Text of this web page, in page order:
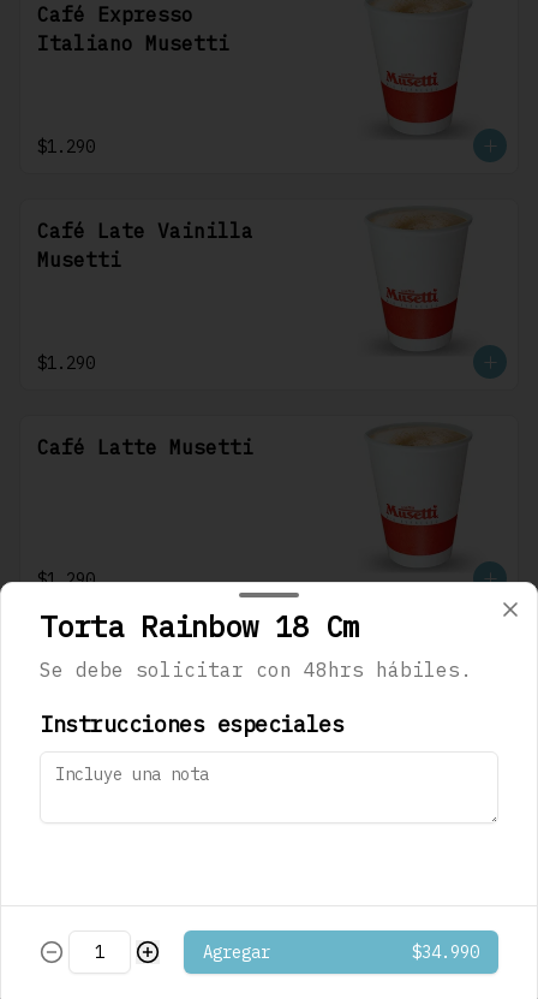
Café Expresso
Italiano Musetti
$1.290
Café Late Vainilla
Musetti
$1.290
Café Latte Musetti
$1.290
Café Mocaccino
Vainilla Musetti
Torta Rainbow 18 Cm
Se debe solicitar con 48hrs hábiles.
Instrucciones especiales
Agregar $34.990